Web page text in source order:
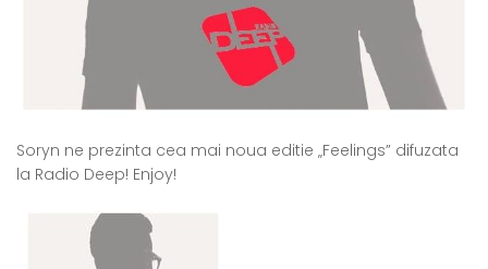
Soryn ne prezinta cea mai noua editie „Feelings” difuzata
la Radio Deep! Enjoy!